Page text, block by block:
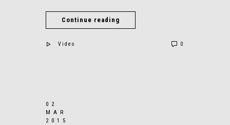
Continue reading
Video 0
02
MAR
2015